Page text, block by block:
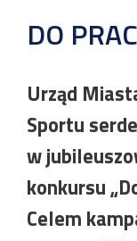
DO
Urząd
Sportu
w
konkursu
Celem